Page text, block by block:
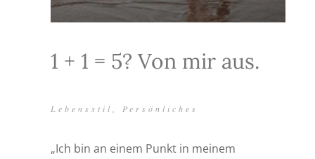
1 + 1 = 5? Von mir aus.
Lebensstil Persönliches
„Ich bin an einem Punkt in meinem